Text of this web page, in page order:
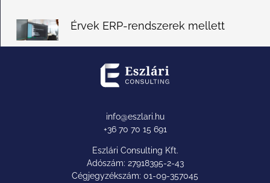
Érvek ERP-rendszerek mellett
info@eszlari.hu
+36 70 70 15 691
Eszlári Consulting Kft.
Adószám: 27918395-2-43
Cégjegyzékszám: 01-09-357045